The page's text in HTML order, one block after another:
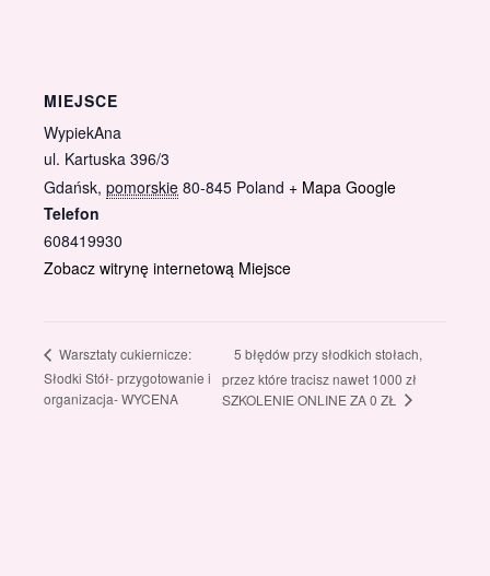
MIEJSCE
WypiekAna
ul. Kartuska 396/3
Gdańsk, pomorskie 80-845 Poland + Mapa Google
Telefon
608419930
Zobacz witrynę internetową Miejsce
Warsztaty cukiernicze:
Słodki Stół- przygotowanie i
organizacja- WYCENA
5 błędów przy słodkich stołach,
przez które tracisz nawet 1000 zł
SZKOLENIE ONLINE ZA 0 ZŁ